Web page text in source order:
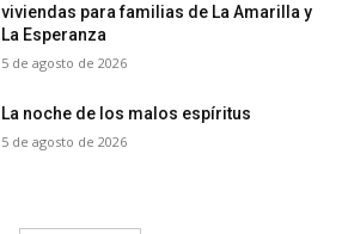
viviendas para familias de La Amarilla y
La Esperanza
5 de agosto de 2026
La noche de los malos espíritus
5 de agosto de 2026